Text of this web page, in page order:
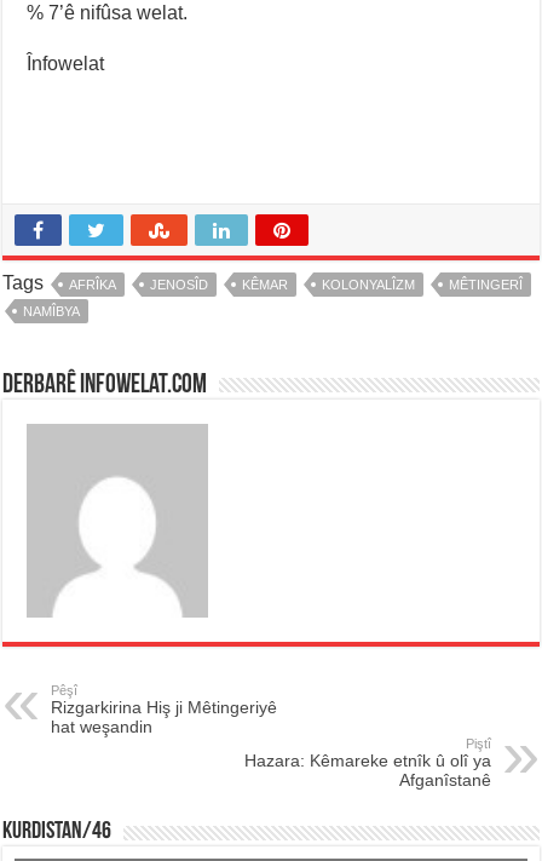
% 7’ê nifûsa welat.
Înfowelat
Tags AFRÎKA JENOSÎD KÊMAR KOLONYALÎZM
MÊTINGERÎ
NAMÎBYA
Derbarê infowelat.com
Pêşî
Rizgarkirina Hiş ji Mêtingeriyê
hat weşandin
Piştî
Hazara: Kêmareke etnîk û olî ya
Afganîstanê
KURDISTAN/46